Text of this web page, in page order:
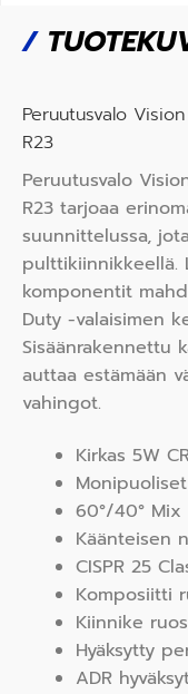
/
Peruutusvalo
R23
Peruutusvalo
R23 tarjoaa
suunnittelussa,
pulttikiinnikkeellä.
komponentit
Duty -valaisimen
Sisäänrakennettu
auttaa estämään
vahingot.
Kirkas 5W
60°/40°
Käänteisen
CISPR 25
Komposiitti
Kiinnike
Hyäksytty
ADR